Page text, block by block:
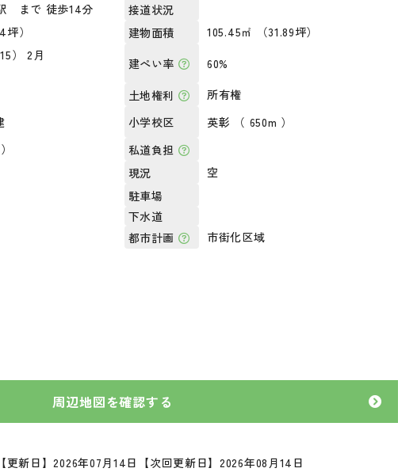
まで 徒歩14分
接道状況
） 建物面積
105.45㎡ （31.89坪）
） 2月
建ぺい率
60%
土地権利
所有権
小学校区
英彰 （ 650m ）
私道負担
現況
空
駐車場
下水道
都市計画
市街化区域
周辺地図を確認する
【更新日】2026年07月14日 【次回更新日】2026年08月14日